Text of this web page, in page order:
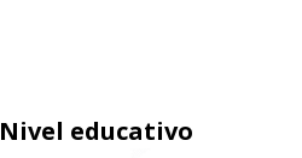
Nivel educativo